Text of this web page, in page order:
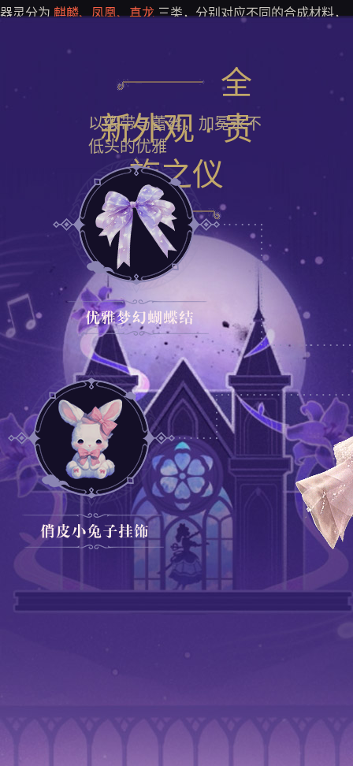
每局有一定复活次数，用完后本局出局
器灵分为麒麟、凤凰、真龙三类，分别对应不同的合成材料，
合到对应装备上，会覆盖原有器灵效果，融合后消耗“器灵本源”
可对装备位进行进阶，从而提升额外属性。
全
新外观 · 贵
族之仪
以缎带与蕾丝，加冕永不
低头的优雅